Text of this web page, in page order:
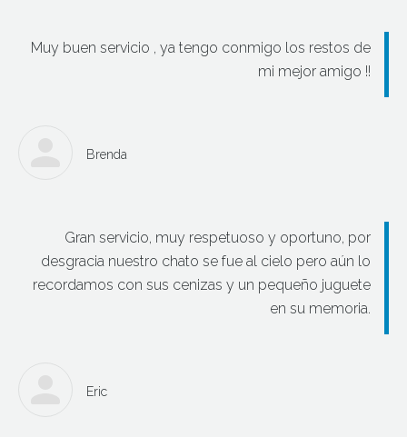
Muy buen servicio , ya tengo conmigo los restos de
mi mejor amigo !!
Brenda
Gran servicio, muy respetuoso y oportuno, por
desgracia nuestro chato se fue al cielo pero aún lo
recordamos con sus cenizas y un pequeño juguete
en su memoria.
Eric